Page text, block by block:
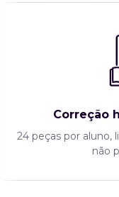
Correção
24 peças por aluno,
não